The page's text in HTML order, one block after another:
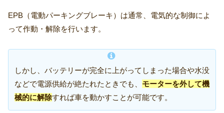
EPB（電動パーキングブレーキ）は通常、電気的な制御によ
って作動・解除を行います。
しかし、バッテリーが完全に上がってしまった場合や水没
などで電源供給が絶たれたときでも、 モーターを外して機
械的に解除すれば車を動かすことが可能です。